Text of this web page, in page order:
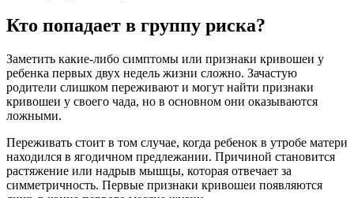
Кто попадает в группу риска?
Заметить какие-либо симптомы или признаки кривошеи у
ребенка первых двух недель жизни сложно. Зачастую
родители слишком переживают и могут найти признаки
кривошеи у своего чада, но в основном они оказываются
ложными.
Переживать стоит в том случае, когда ребенок в утробе матери
находился в ягодичном предлежании. Причиной становится
растяжение или надрыв мышцы, которая отвечает за
симметричность. Первые признаки кривошеи появляются